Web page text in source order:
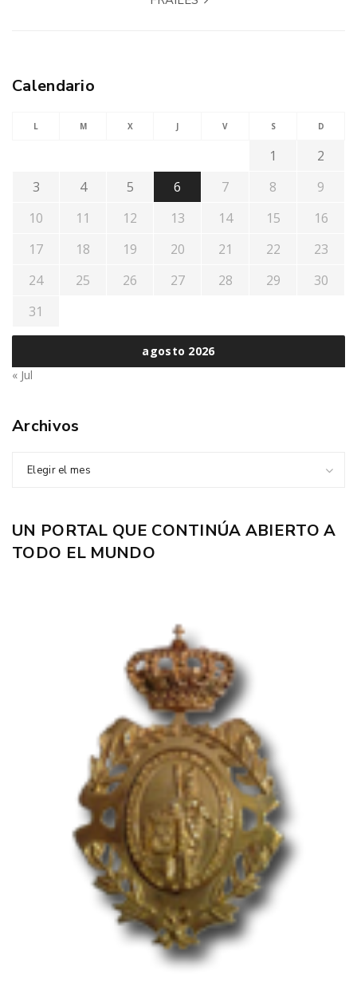
Calendario
agosto 2026
L M X J V S D
1
2
3
4 5 6 7 8
9
10
11 12 13 14 15
16
17
18 19 20 21 22
23
24
25 26 27 28 29
30
31
« Jul
Archivos
Elegir el mes
UN PORTAL QUE CONTINÚA ABIERTO A
TODO EL MUNDO